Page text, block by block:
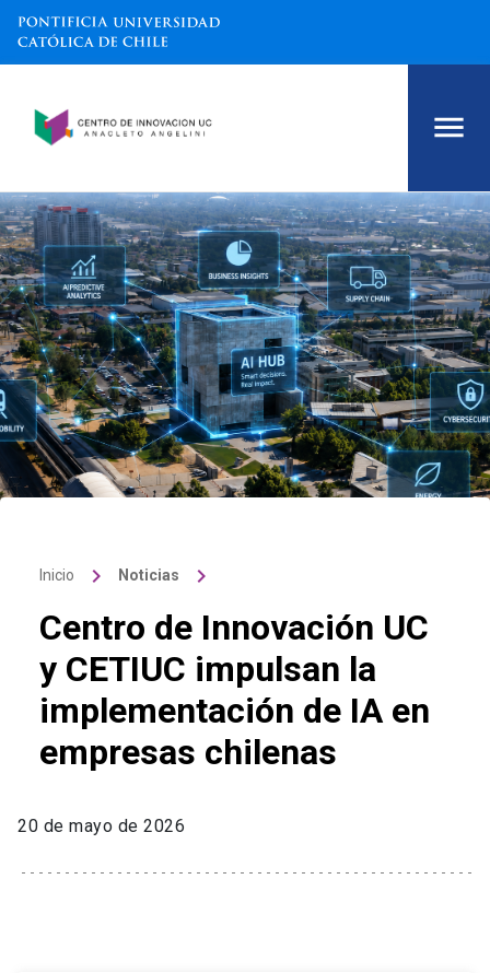
Inicio keyboard_arrow_right Noticias keyboard_arrow_right
Centro de Innovación UC
y CETIUC impulsan la
implementación de IA en
empresas chilenas
20 de mayo de 2026